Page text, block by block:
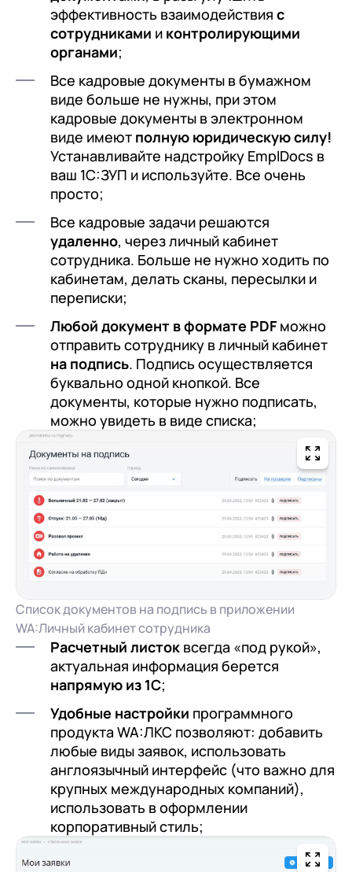
эффективность взаимодействия с
сотрудниками и контролирующими
органами;
Все кадровые документы в бумажном
виде больше не нужны, при этом
кадровые документы в электронном
виде имеют полную юридическую силу!
Устанавливайте надстройку EmplDocs в
ваш 1С:ЗУП и используйте. Все очень
просто;
Все кадровые задачи решаются
удаленно, через личный кабинет
сотрудника. Больше не нужно ходить по
кабинетам, делать сканы, пересылки и
переписки;
Любой документ в формате PDF можно
отправить сотруднику в личный кабинет
на подпись. Подпись осуществляется
буквально одной кнопкой. Все
документы, которые нужно подписать,
можно увидеть в виде списка;
Список документов на подпись в приложении
WA:Личный кабинет сотрудника
Расчетный листок всегда «под рукой»,
актуальная информация берется
напрямую из 1С;
Удобные настройки программного
продукта WA:ЛКС позволяют: добавить
любые виды заявок, использовать
англоязычный интерфейс (что важно для
крупных международных компаний),
использовать в оформлении
корпоративный стиль;